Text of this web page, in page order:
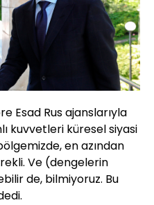
Esad Rus ajanslarıyla
kuvvetleri küresel siyasi
en azından
Ve (dengelerin
de, bilmiyoruz. Bu